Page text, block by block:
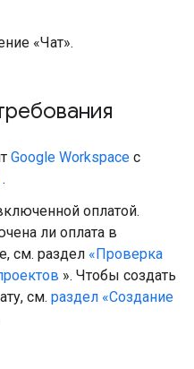
«Чат».
Google Workspace с
.
оплатой.
ли оплата в
см. раздел «Проверка
». Чтобы создать
см. раздел «Создание